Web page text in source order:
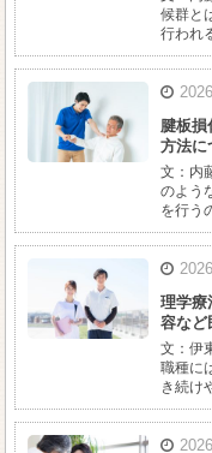
候群と
行われ
腱板損
方法に
文：内
のよう
を行う
理学療
容など
文：伊
職種に
き続け